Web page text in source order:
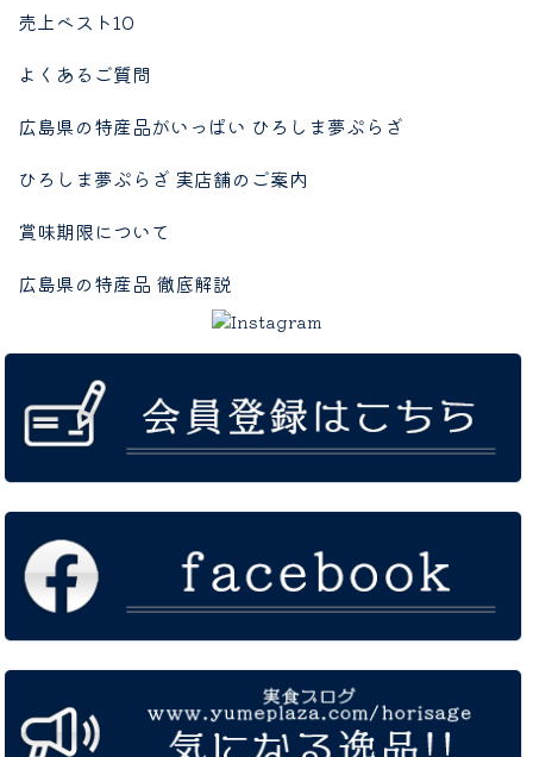
売上ベスト10
よくあるご質問
広島県の特産品がいっぱい ひろしま夢ぷらざ
ひろしま夢ぷらざ 実店舗のご案内
賞味期限について
広島県の特産品 徹底解説